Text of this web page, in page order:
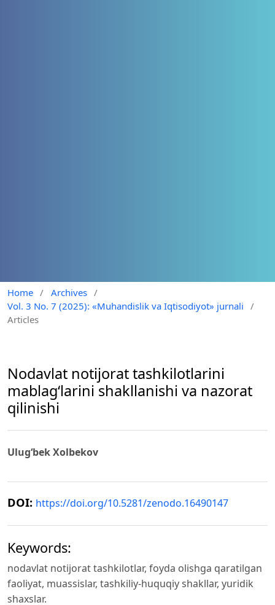
Home / Archives /
Vol. 3 No. 7 (2025): «Muhandislik va Iqtisodiyot» jurnali
/
Articles
Nodavlat notijorat tashkilotlarini
mablagʻlarini shakllanishi va nazorat
qilinishi
Ulugʻbek Xolbekov
DOI: https://doi.org/10.5281/zenodo.16490147
Keywords:
nodavlat notijorat tashkilotlar, foyda olishga qaratilgan
faoliyat, muassislar, tashkiliy-huquqiy shakllar, yuridik
shaxslar.